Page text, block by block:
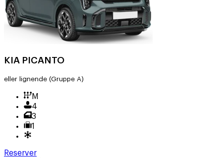
KIA PICANTO
eller lignende (Gruppe A)
M
4
3
1
Reserver